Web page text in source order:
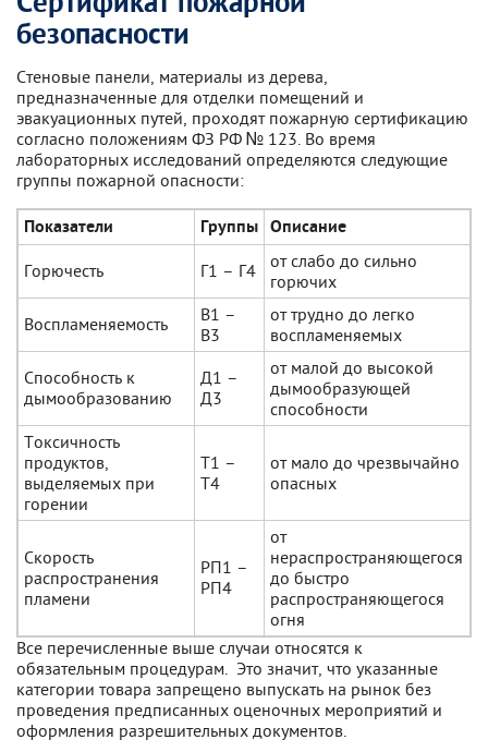
безопасности
Стеновые панели, материалы из дерева,
предназначенные для отделки помещений и
эвакуационных путей, проходят пожарную сертификацию
согласно положениям ФЗ РФ № 123. Во время
лабораторных исследований определяются следующие
группы пожарной опасности:
Показатели Группы Описание
Горючесть
Г1 – Г4
от слабо до сильно
горючих
Воспламеняемость
В1 –
В3
от трудно до легко
воспламеняемых
Способность к
дымообразованию
Д1 –
Д3
от малой до высокой
дымообразующей
способности
Токсичность
продуктов,
выделяемых при
горении
Т1 –
Т4
от мало до чрезвычайно
опасных
Скорость
распространения
пламени
РП1 –
РП4
от
нераспространяющегося
до быстро
распространяющегося
огня
Все перечисленные выше случаи относятся к
обязательным процедурам. Это значит, что указанные
категории товара запрещено выпускать на рынок без
проведения предписанных оценочных мероприятий и
оформления разрешительных документов.